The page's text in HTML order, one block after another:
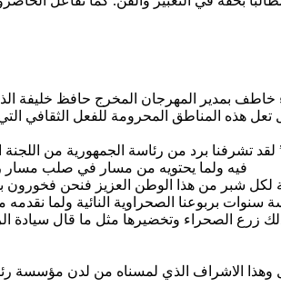
بمدير المهرجان المخرج حافظ خليفة
تعل هذه المناطق المحرومة للفعل الثقافي
تشرفنا برد من رئاسة الجمهورية من اللجنة
فيه ولما يحتويه من مسار في صلب مسار
شبر من هذا الوطن العزيز فنحن فخورون
سنوات بربوعنا الصحراوية النائية ولما
زرع الصحراء وتخضيرها مثل ما قال سيادة
وهذا الاشراف الذي لمسناه من لدن مؤسسة